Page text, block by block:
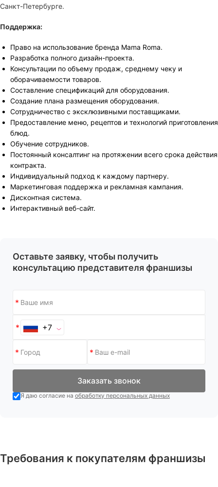
Санкт-Петербурге.
Поддержка:
Право на использование бренда Mama Roma.
Разработка полного дизайн-проекта.
Консультации по объему продаж, среднему чеку и
оборачиваемости товаров.
Составление спецификаций для оборудования.
Создание плана размещения оборудования.
Сотрудничество с эксклюзивными поставщиками.
Предоставление меню, рецептов и технологий приготовления
блюд.
Обучение сотрудников.
Постоянный консалтинг на протяжении всего срока действия
контракта.
Индивидуальный подход к каждому партнеру.
Маркетинговая поддержка и рекламная кампания.
Дисконтная система.
Интерактивный веб-сайт.
Оставьте заявку, чтобы получить
консультацию представителя франшизы
+7
Заказать звонок
Я даю согласие на обработку персональных данных
Требования к покупателям франшизы